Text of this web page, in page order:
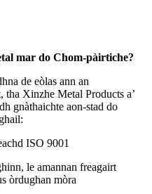
mar do Chom-pàirtiche?
de eòlas ann an
tha Xinzhe Metal Products a’
gnàthaichte aon-stad do
ISO 9001
le amannan freagairt
òrdughan mòra